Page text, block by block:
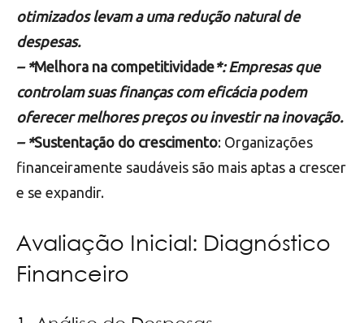
otimizados levam a uma redução natural de
despesas.
– *Melhora na competitividade*: Empresas que
controlam suas finanças com eficácia podem
oferecer melhores preços ou investir na inovação.
– *Sustentação do crescimento: Organizações
financeiramente saudáveis são mais aptas a crescer
e se expandir.
Avaliação Inicial: Diagnóstico
Financeiro